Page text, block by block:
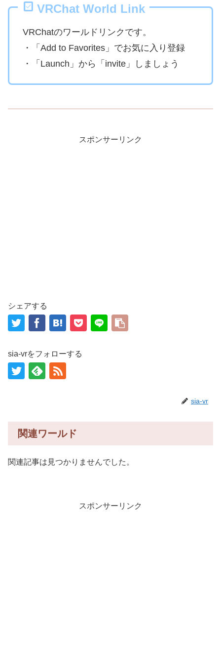
VRChat World Link
VRChatのワールドリンクです。
・「Add to Favorites」でお気に入り登録
・「Launch」から「invite」しましょう
スポンサーリンク
シェアする
sia-vrをフォローする
sia-vr
関連ワールド
関連記事は見つかりませんでした。
スポンサーリンク